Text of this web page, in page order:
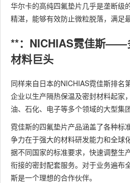
华尔卡的高纯四氟垫片几乎是垄断级
精湛，能够有效防止微粒脱落，满足
**：NICHIAS霓佳斯——
材料巨头
同样来自日本的NICHIAS霓佳斯排名
企业以生产隔热保温及密封材料起家
油、石化、电子等多个领域的大型集团
霓佳斯的四氟垫片产品涵盖了各种标
争力在于强大的材料研发能力和全球
据不同国家的标准要求，快速调整生
衔接的密封配套服务。对于业务遍布
斯是一个理想的合作伙伴。